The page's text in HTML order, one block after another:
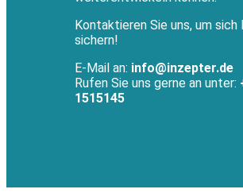
Kontaktieren Sie uns, um
sichern!
E-Mail an: info@inzepter.de
Rufen Sie uns gerne an unter:
1515145